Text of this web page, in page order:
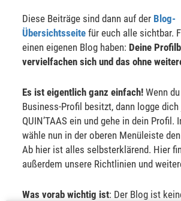
Diese Beiträge sind dann auf der Blog-
Übersichtsseite für euch alle sichtbar.
einen eigenen Blog haben: Deine
vervielfachen sich und das ohne
Es ist eigentlich ganz einfach! Wenn
Business-Profil besitzt, dann logge
QUIN’TAAS ein und gehe in dein Profil.
wähle nun in der oberen Menüleiste
Ab hier ist alles selbsterklärend. Hier
außerdem unsere Richtlinien und
Was vorab wichtig ist: Der Blog ist